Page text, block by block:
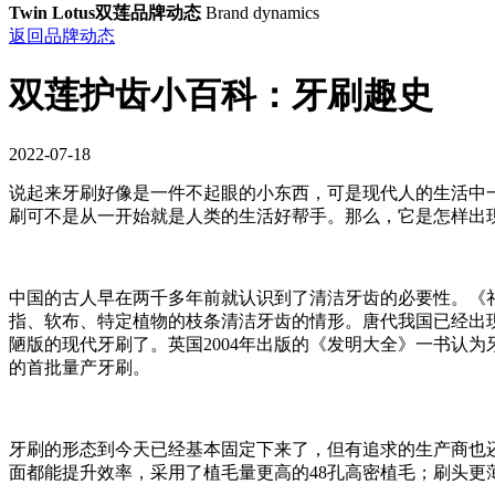
Twin Lotus双莲品牌动态 Brand dynamics
返回品牌动态
双莲护齿小百科：牙刷趣史
2022-07-18
说起来牙刷好像是一件不起眼的小东西，可是现代人的生活
刷可不是从一开始就是人类的生活好帮手。那么，它是怎样
中国的古人早在两千多年前就认识到了清洁牙齿的必要性。
指、软布、特定植物的枝条清洁牙齿的情形。唐代我国已经
陋版的现代牙刷了。英国2004年出版的《发明大全》一书认
的首批量产牙刷。
牙刷的形态到今天已经基本固定下来了，但有追求的生产商
面都能提升效率，采用了植毛量更高的48孔高密植毛；刷头